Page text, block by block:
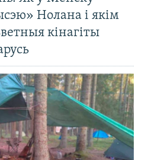
Нолана і якім
кінагіты